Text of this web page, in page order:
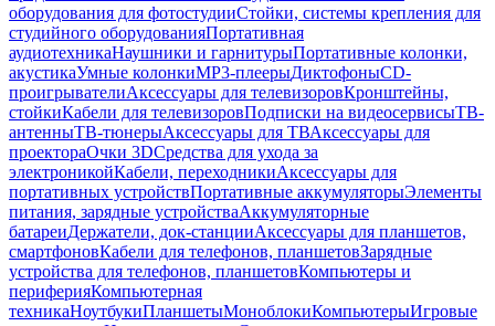
оборудования для фотостудииСтойки, системы крепления для
студийного оборудованияПортативная
аудиотехникаНаушники и гарнитурыПортативные колонки,
акустикаУмные колонкиMP3-плеерыДиктофоныCD-
проигрывателиАксессуары для телевизоровКронштейны,
стойкиКабели для телевизоровПодписки на видеосервисыТВ-
антенныТВ-тюнерыАксессуары для ТВАксессуары для
проектораОчки 3DСредства для ухода за
электроникойКабели, переходникиАксессуары для
портативных устройствПортативные аккумуляторыЭлементы
питания, зарядные устройстваАккумуляторные
батареиДержатели, док-станцииАксессуары для планшетов,
смартфоновКабели для телефонов, планшетовЗарядные
устройства для телефонов, планшетовКомпьютеры и
периферияКомпьютерная
техникаНоутбукиПланшетыМоноблокиКомпьютерыИгровые